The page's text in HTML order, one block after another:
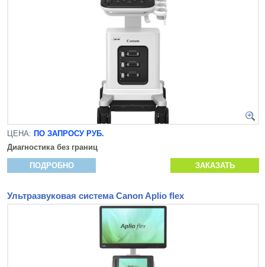
ЦЕНА: ПО ЗАПРОСУ РУБ.
Диагностика без границ
ПОДРОБНО ЗАКАЗАТЬ
Ультразвуковая система Canon Aplio flex